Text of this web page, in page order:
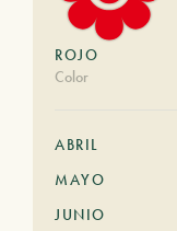
ROJO
Color
ABRIL
MAYO
JUNIO